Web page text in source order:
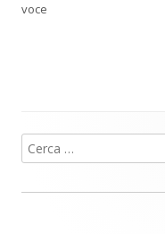
voce
Barra
laterale
Ricerca
per: